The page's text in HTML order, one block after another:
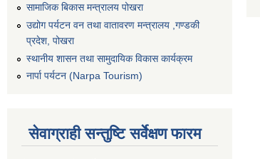
सामाजिक बिकास मन्त्रालय पोखरा
उद्योग पर्यटन वन तथा वातावरण मन्त्रालय ,गण्डकी
प्रदेश, पोखरा
स्थानीय शासन तथा सामुदायिक विकास कार्यक्रम
नार्पा पर्यटन (Narpa Tourism)
सेवाग्राही सन्तुष्टि सर्वेक्षण फारम